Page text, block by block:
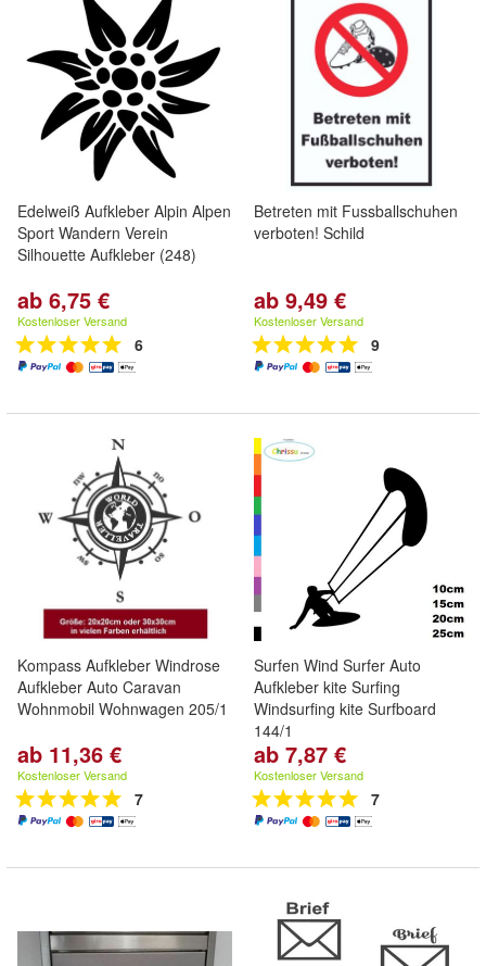
Edelweiß Aufkleber Alpin Alpen
Sport Wandern Verein
Silhouette Aufkleber (248)
ab 6,75 €
Kostenloser Versand
6
Betreten mit Fussballschuhen
verboten! Schild
ab 9,49 €
Kostenloser Versand
9
Kompass Aufkleber Windrose
Aufkleber Auto Caravan
Wohnmobil Wohnwagen 205/1
ab 11,36 €
Kostenloser Versand
7
Surfen Wind Surfer Auto
Aufkleber kite Surfing
Windsurfing kite Surfboard
144/1
ab 7,87 €
Kostenloser Versand
7